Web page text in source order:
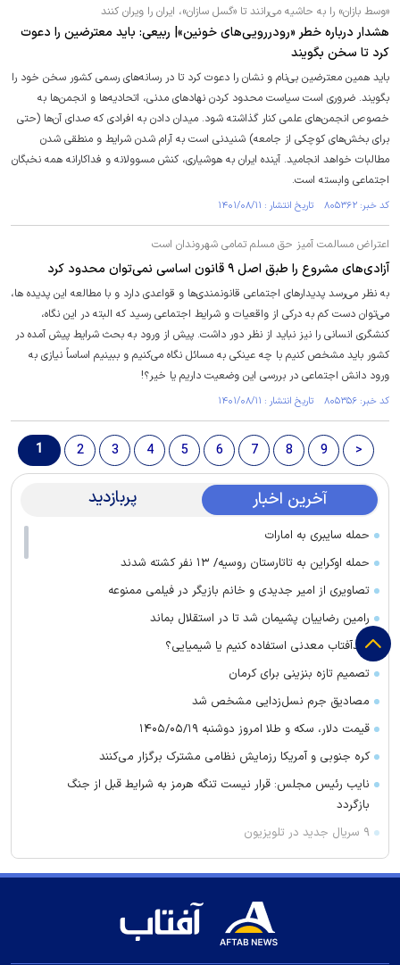
«وسط بازان» را به حاشیه می‌رانند تا «گسل سازان»، ایران را ویران کنند
هشدار درباره خطر «رودررویی‌های خونین»| ربیعی: باید معترضین را دعوت
کرد تا سخن بگویند
باید همین معترضین بی‌نام و نشان را دعوت کرد تا در رسانه‌های رسمی کشور سخن خود را
بگویند. ضروری است سیاست محدود کردن نهاد‌های مدنی، اتحادیه‌ها و انجمن‌ها به
خصوص انجمن‌های علمی کنار گذاشته شود. میدان دادن به افرادی که صدای آن‌ها (حتی
برای بخش‌های کوچکی از جامعه) شنیدنی است به آرام شدن شرایط و منطقی شدن
مطالبات خواهد انجامید. آینده ایران به هوشیاری، کنش مسوولانه و فداکارانه همه نخبگان
اجتماعی وابسته است.
کد خبر: ۸۰۵۳۶۲ تاریخ انتشار : ۱۴۰۱/۰۸/۱۱
اعتراض مسالمت آمیز حق مسلم تمامی شهروندان است
آزادی‌های مشروع را طبق اصل ۹ قانون اساسی نمی‌توان محدود کرد
به نظر می‌رسد پدیدار‌های اجتماعی قانونمندی‌ها و قواعدی دارد و با مطالعه این پدیده ها،
می‌توان دست کم به درکی از واقعیات و شرایط اجتماعی رسید که البته در این نگاه،
کنشگری انسانی را نیز نباید از نظر دور داشت. پیش از ورود به بحث شرایط پیش آمده در
کشور باید مشخص کنیم با چه عینکی به مسائل نگاه می‌کنیم و ببینیم اساساً نیازی به
ورود دانش اجتماعی در بررسی این وضعیت داریم یا خیر؟!
کد خبر: ۸۰۵۳۵۶ تاریخ انتشار : ۱۴۰۱/۰۸/۱۱
1 2 3 4 5 6 7 8 9 >
آخرین اخبار پربازدید
حمله سایبری به امارات
حمله اوکراین به تاتارستان روسیه/ ۱۳ نفر کشته شدند
تصاویری از امیر جدیدی و خانم بازیگر در فیلمی ممنوعه
رامین رضاییان پشیمان شد تا در استقلال بماند
ضدآفتاب معدنی استفاده کنیم یا شیمیایی؟
تصمیم تازه بنزینی برای کرمان
مصادیق جرم نسل‌زدایی مشخص شد
قیمت دلار، سکه و طلا امروز دوشنبه ۱۴۰۵/۰۵/۱۹
کره جنوبی و آمریکا رزمایش نظامی مشترک برگزار می‌کنند
نایب رئیس مجلس: قرار نیست تنگه هرمز به شرایط قبل از جنگ
بازگردد
۹ سریال جدید در تلویزیون
فروش دانیال ایری به پرسپولیس منتفی شد!
تشریح وضعیت پرونده گران‌فروشی مدیران خودرو